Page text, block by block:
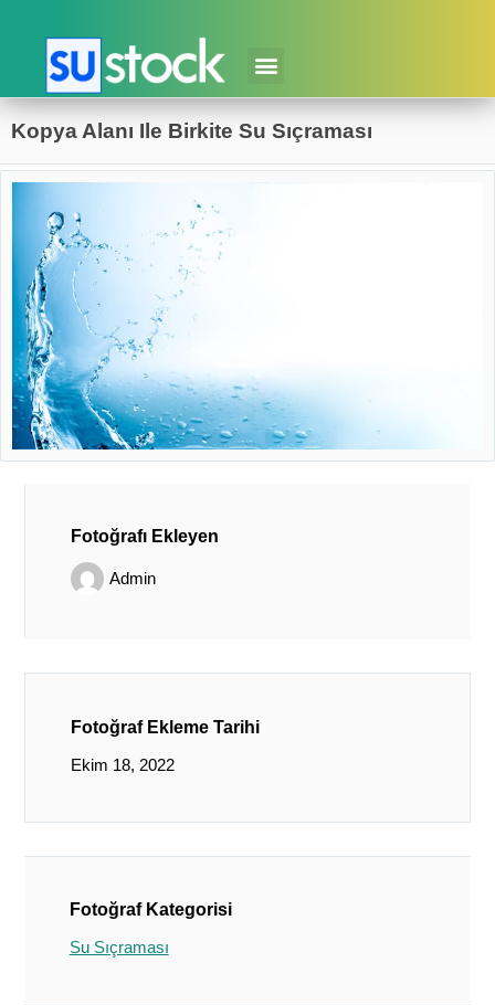
Kopya Alanı Ile Birkite Su Sıçraması
Fotoğrafı Ekleyen
Admin
Fotoğraf Ekleme Tarihi
Ekim 18, 2022
Fotoğraf Kategorisi
Su Sıçraması